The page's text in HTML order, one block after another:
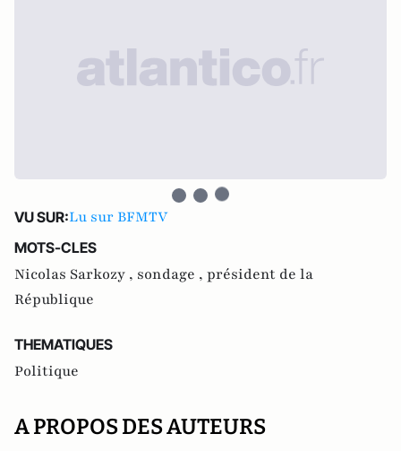
VU SUR:Lu sur BFMTV
MOTS-CLES
Nicolas Sarkozy , sondage , président de la
République
THEMATIQUES
Politique
A PROPOS DES AUTEURS